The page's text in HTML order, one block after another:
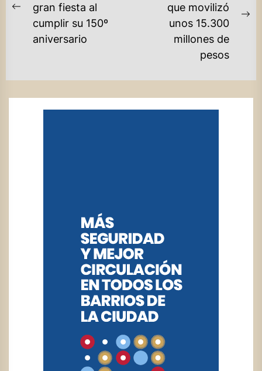
ENTRADAS
Previous
post:
gran fiesta al
cumplir su 150º
aniversario
que movilizó
unos 15.300
millones de
pesos